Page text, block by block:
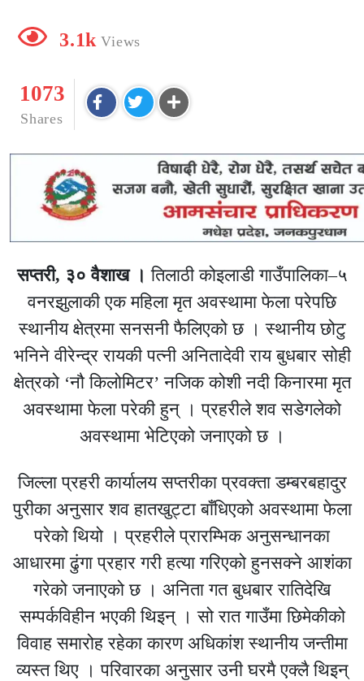
3.1k Views
1073
Shares
सप्तरी, ३० वैशाख । तिलाठी कोइलाडी गाउँपालिका–५
वनरझुलाकी एक महिला मृत अवस्थामा फेला परेपछि
स्थानीय क्षेत्रमा सनसनी फैलिएको छ । स्थानीय छोटु
भनिने वीरेन्द्र रायकी पत्नी अनितादेवी राय बुधबार सोही
क्षेत्रको ‘नौ किलोमिटर’ नजिक कोशी नदी किनारमा मृत
अवस्थामा फेला परेकी हुन् । प्रहरीले शव सडेगलेको
अवस्थामा भेटिएको जनाएको छ ।
जिल्ला प्रहरी कार्यालय सप्तरीका प्रवक्ता डम्बरबहादुर
पुरीका अनुसार शव हातखुट्टा बाँधिएको अवस्थामा फेला
परेको थियो । प्रहरीले प्रारम्भिक अनुसन्धानका
आधारमा ढुंगा प्रहार गरी हत्या गरिएको हुनसक्ने आशंका
गरेको जनाएको छ । अनिता गत बुधबार रातिदेखि
सम्पर्कविहीन भएकी थिइन् । सो रात गाउँमा छिमेकीको
विवाह समारोह रहेका कारण अधिकांश स्थानीय जन्तीमा
व्यस्त थिए । परिवारका अनुसार उनी घरमै एक्लै थिइन्